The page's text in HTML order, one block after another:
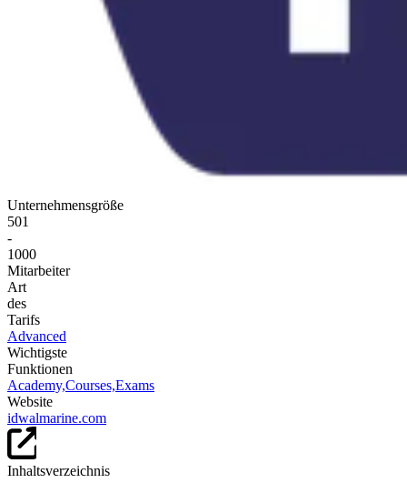
Unternehmensgröße
501
-
1000
Mitarbeiter
Art
des
Tarifs
Advanced
Wichtigste
Funktionen
Academy,Courses,Exams
Website
idwalmarine.com
Inhaltsverzeichnis